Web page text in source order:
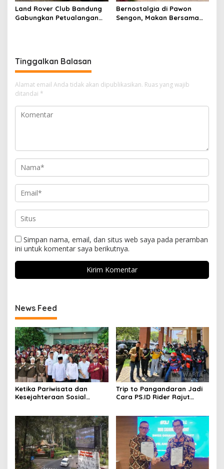
Land Rover Club Bandung
Gabungkan Petualangan
Bernostalgia di Pawon
Sengon, Makan Bersama
Tinggalkan Balasan
Alamat email Anda tidak akan dipublikasikan. Ruas yang wajib
ditandai *
Simpan nama, email, dan situs web saya pada peramban
ini untuk komentar saya berikutnya.
News Feed
Ketika Pariwisata dan
Kesejahteraan Sosial
Melalui Sekolah Rakyat
Trip to Pangandaran Jadi
Cara PS.ID Rider Rajut